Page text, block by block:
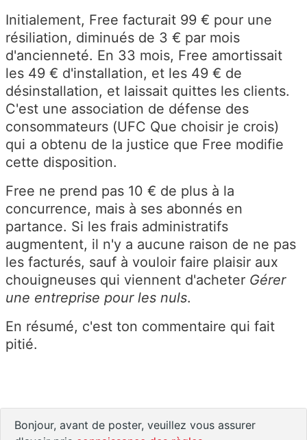
Initialement, Free facturait 99 € pour une
résiliation, diminués de 3 € par mois
d'ancienneté. En 33 mois, Free amortissait
les 49 € d'installation, et les 49 € de
désinstallation, et laissait quittes les clients.
C'est une association de défense des
consommateurs (UFC Que choisir je crois)
qui a obtenu de la justice que Free modifie
cette disposition.
Free ne prend pas 10 € de plus à la
concurrence, mais à ses abonnés en
partance. Si les frais administratifs
augmentent, il n'y a aucune raison de ne pas
les facturés, sauf à vouloir faire plaisir aux
chouigneuses qui viennent d'acheter Gérer
une entreprise pour les nuls.
En résumé, c'est ton commentaire qui fait
pitié.
Bonjour, avant de poster, veuillez vous assurer